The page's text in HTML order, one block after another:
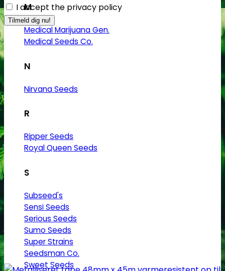
M
Medical Marijuana Gen.
Medical Seeds Co.
N
Nirvana Seeds
R
Ripper Seeds
Royal Queen Seeds
S
Subseed's
Sensi Seeds
Serious Seeds
Sumo Seeds
Super Strains
Seedsman Co.
Sweet Seeds
I accept the privacy policy